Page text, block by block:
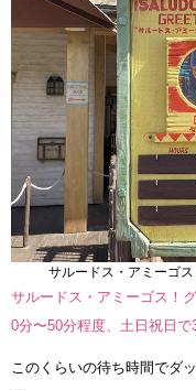
サルードス・アミーゴ
サルードス・アミーゴス！
0分〜50分程度、土日祝日で
このくらいの待ち時間でダ